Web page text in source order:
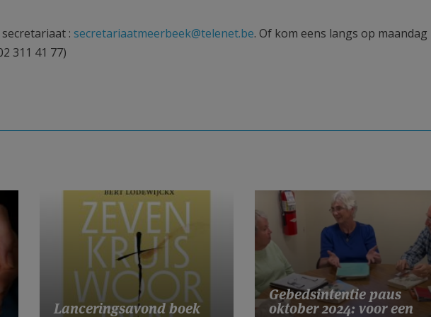
: secretariaatmeerbeek@telenet.be. Of kom eens langs op maandag
311 41 77)
Lanceringsavond boek
Gebedsintentie paus
oktober 2024: voor een